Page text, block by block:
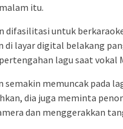
itu.
difasilitasi untuk
di layar digital belakang
lagu saat vokal
memuncak pada
dia juga meminta
dan menggerakkan